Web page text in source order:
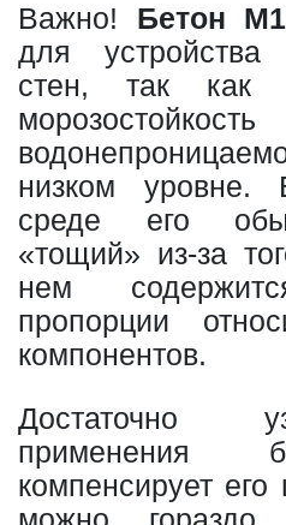
Важно! Бетон
для
стен, так как
низком уровне.
среде его
«тощий» из-за
нем
пропорции
компонентов.
Достаточно
применения
компенсирует его